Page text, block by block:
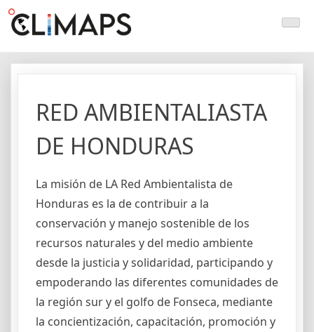
Skip
Climaps.org
Mapas de acción climática en Latinoamérica y el caribe
RED AMBIENTALIASTA
DE HONDURAS
La misión de LA Red Ambientalista de
Honduras es la de contribuir a la
conservación y manejo sostenible de los
recursos naturales y del medio ambiente
desde la justicia y solidaridad, participando y
empoderando las diferentes comunidades de
la región sur y el golfo de Fonseca, mediante
la concientización, capacitación, promoción y